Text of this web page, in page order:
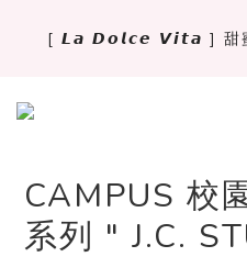
✨萬用手冊新尺寸進駐
[ 𝙇𝙖 𝘿𝙤𝙡𝙘𝙚 𝙑𝙞𝙩𝙖 ]
獨立文具店 X iMAT 聯名
✨萬用手冊新尺寸進駐
CAMPUS 校
系列 " J.C.